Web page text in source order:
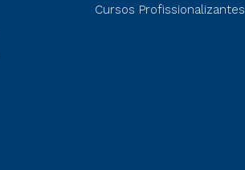
Cursos Profissionalizantes